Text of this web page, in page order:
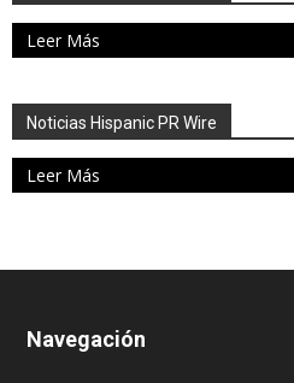
Leer Más
Noticias Hispanic PR Wire
Leer Más
Navegación